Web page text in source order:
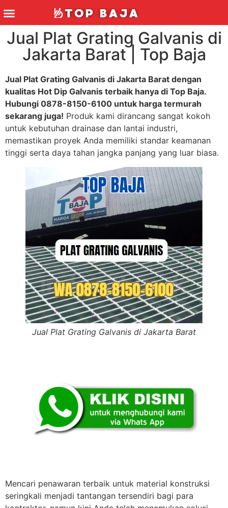
Jual Plat Grating Galvanis di
Jakarta Barat | Top Baja
Jual Plat Grating Galvanis di Jakarta Barat dengan
kualitas Hot Dip Galvanis terbaik hanya di Top Baja.
Hubungi 0878-8150-6100 untuk harga termurah
sekarang juga! Produk kami dirancang sangat kokoh
untuk kebutuhan drainase dan lantai industri,
memastikan proyek Anda memiliki standar keamanan
tinggi serta daya tahan jangka panjang yang luar biasa.
Jual Plat Grating Galvanis di Jakarta Barat
Mencari penawaran terbaik untuk material konstruksi
seringkali menjadi tantangan tersendiri bagi para